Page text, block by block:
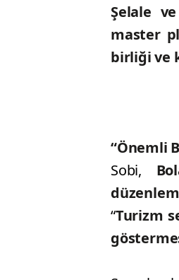
Şelale
master
birliği ve
“Önemli
Sobi,
“Turizm